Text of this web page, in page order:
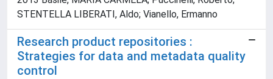
STENTELLA LIBERATI, Aldo; Vianello, Ermanno
Research product repositories :
Strategies for data and metadata quality
control